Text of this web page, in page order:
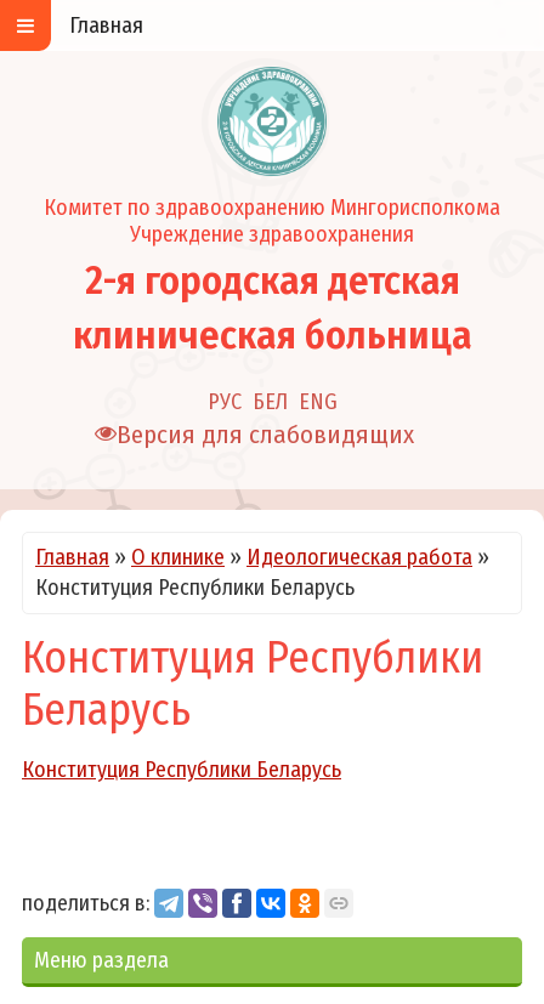
Комитет по здравоохранению Мингорисполкома
Учреждение здравоохранения
2-я городская детская
клиническая больница
РУС БЕЛ ENG
Версия для слабовидящих
Главная
Главная » О клинике » Идеологическая работа »
Конституция Республики Беларусь
Конституция Республики
Беларусь
Конституция Республики Беларусь
поделиться в:
Меню раздела